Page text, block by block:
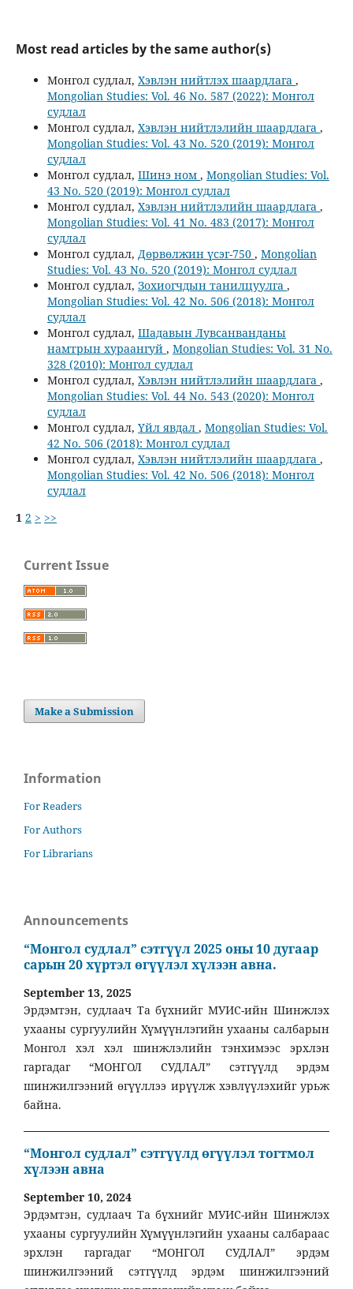
Most read articles by the same author(s)
Монгол судлал, Хэвлэн нийтлэх шаардлага ,
Mongolian Studies: Vol. 46 No. 587 (2022): Монгол
судлал
Монгол судлал, Хэвлэн нийтлэлийн шаардлага ,
Mongolian Studies: Vol. 43 No. 520 (2019): Монгол
судлал
Монгол судлал, Шинэ ном , Mongolian Studies: Vol.
43 No. 520 (2019): Монгол судлал
Монгол судлал, Хэвлэн нийтлэлийн шаардлага ,
Mongolian Studies: Vol. 41 No. 483 (2017): Монгол
судлал
Монгол судлал, Дөрвөлжин үсэг-750 , Mongolian
Studies: Vol. 43 No. 520 (2019): Монгол судлал
Монгол судлал, Зохиогчдын танилцуулга ,
Mongolian Studies: Vol. 42 No. 506 (2018): Монгол
судлал
Монгол судлал, Шадавын Лувсанванданы
намтрын хураангуй , Mongolian Studies: Vol. 31 No.
328 (2010): Монгол судлал
Монгол судлал, Хэвлэн нийтлэлийн шаардлага ,
Mongolian Studies: Vol. 44 No. 543 (2020): Монгол
судлал
Монгол судлал, Үйл явдал , Mongolian Studies: Vol.
42 No. 506 (2018): Монгол судлал
Монгол судлал, Хэвлэн нийтлэлийн шаардлага ,
Mongolian Studies: Vol. 42 No. 506 (2018): Монгол
судлал
1 2 > >>
Current Issue
Make a Submission
Information
For Readers
For Authors
For Librarians
Announcements
“Монгол судлал” сэтгүүл 2025 оны 10 дугаар
сарын 20 хүртэл өгүүлэл хүлээн авна.
September 13, 2025
Эрдэмтэн, судлаач Та бүхнийг МУИС-ийн Шинжлэх
ухааны сургуулийн Хүмүүнлэгийн ухааны салбарын
Монгол хэл хэл шинжлэлийн тэнхимээс эрхлэн
гаргадаг “МОНГОЛ СУДЛАЛ” сэтгүүлд эрдэм
шинжилгээний өгүүллээ ирүүлж хэвлүүлэхийг урьж
байна.
“Монгол судлал” сэтгүүлд өгүүлэл тогтмол
хүлээн авна
September 10, 2024
Эрдэмтэн, судлаач Та бүхнийг МУИС-ийн Шинжлэх
ухааны сургуулийн Хүмүүнлэгийн ухааны салбараас
эрхлэн гаргадаг “МОНГОЛ СУДЛАЛ” эрдэм
шинжилгээний сэтгүүлд эрдэм шинжилгээний